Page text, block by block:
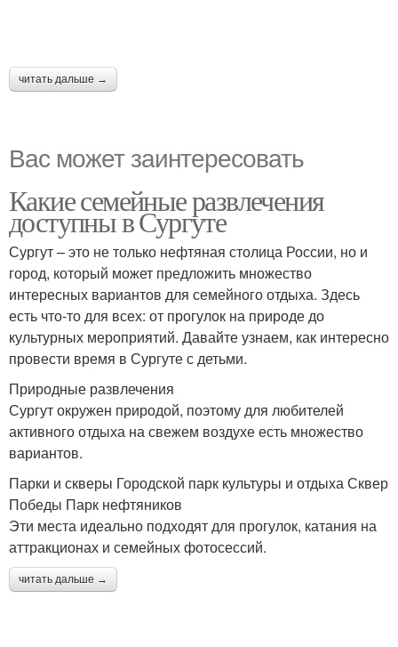
читать дальше →
Вас может заинтересовать
Какие семейные развлечения
доступны в Сургуте
Сургут – это не только нефтяная столица России, но и
город, который может предложить множество
интересных вариантов для семейного отдыха. Здесь
есть что-то для всех: от прогулок на природе до
культурных мероприятий. Давайте узнаем, как интересно
провести время в Сургуте с детьми.
Природные развлечения
Сургут окружен природой, поэтому для любителей
активного отдыха на свежем воздухе есть множество
вариантов.
Парки и скверы Городской парк культуры и отдыха Сквер
Победы Парк нефтяников
Эти места идеально подходят для прогулок, катания на
аттракционах и семейных фотосессий.
читать дальше →